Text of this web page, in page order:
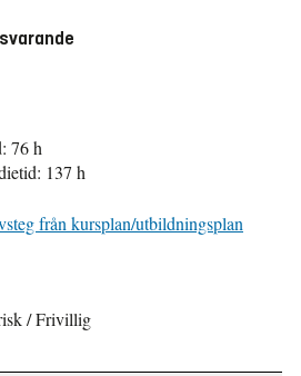
76 h
137 h
från kursplan/utbildningsplan
/ Frivillig